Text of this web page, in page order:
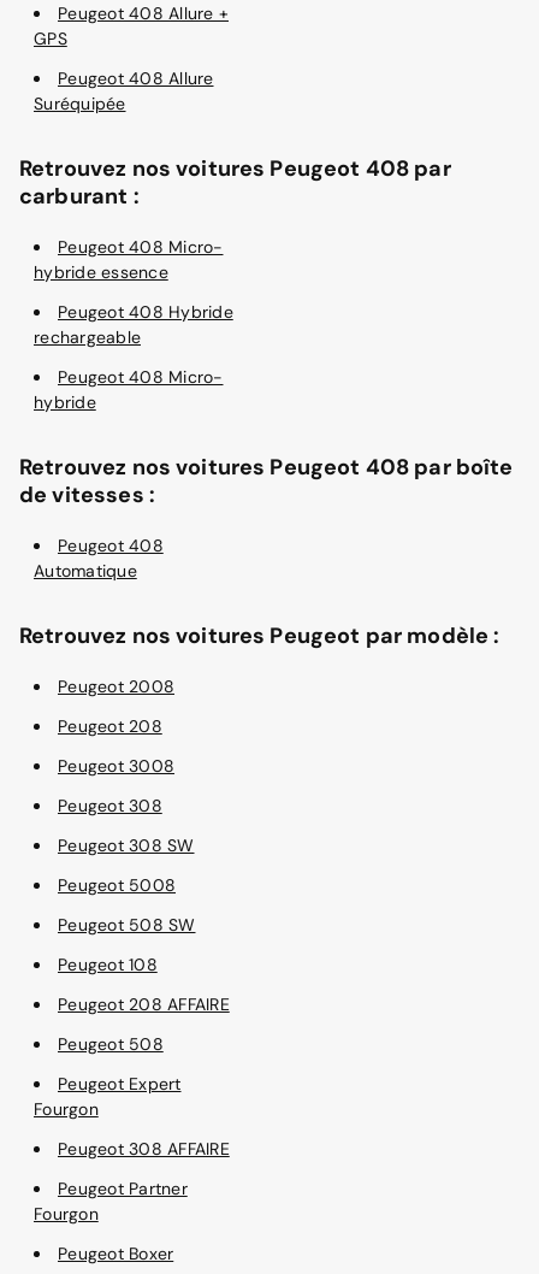
Peugeot 408 Allure +
GPS
Peugeot 408 Allure
Suréquipée
Retrouvez nos voitures Peugeot 408 par
carburant :
Peugeot 408 Micro-
hybride essence
Peugeot 408 Hybride
rechargeable
Peugeot 408 Micro-
hybride
Retrouvez nos voitures Peugeot 408 par boîte
de vitesses :
Peugeot 408
Automatique
Retrouvez nos voitures Peugeot par modèle :
Peugeot 2008
Peugeot 208
Peugeot 3008
Peugeot 308
Peugeot 308 SW
Peugeot 5008
Peugeot 508 SW
Peugeot 108
Peugeot 208 AFFAIRE
Peugeot 508
Peugeot Expert
Fourgon
Peugeot 308 AFFAIRE
Peugeot Partner
Fourgon
Peugeot Boxer